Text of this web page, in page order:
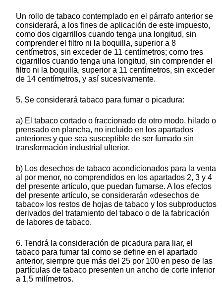
Un rollo de tabaco contemplado en el párrafo anterior se
considerará, a los fines de aplicación de este impuesto,
como dos cigarrillos cuando tenga una longitud, sin
comprender el filtro ni la boquilla, superior a 8
centímetros, sin exceder de 11 centímetros; como tres
cigarrillos cuando tenga una longitud, sin comprender el
filtro ni la boquilla, superior a 11 centímetros, sin exceder
de 14 centímetros, y así sucesivamente.
5. Se considerará tabaco para fumar o picadura:
a) El tabaco cortado o fraccionado de otro modo, hilado o
prensado en plancha, no incluido en los apartados
anteriores y que sea susceptible de ser fumado sin
transformación industrial ulterior.
b) Los desechos de tabaco acondicionados para la venta
al por menor, no comprendidos en los apartados 2, 3 y 4
del presente artículo, que puedan fumarse. A los efectos
del presente artículo, se considerarán «desechos de
tabaco» los restos de hojas de tabaco y los subproductos
derivados del tratamiento del tabaco o de la fabricación
de labores de tabaco.
6. Tendrá la consideración de picadura para liar, el
tabaco para fumar tal como se define en el apartado
anterior, siempre que más del 25 por 100 en peso de las
partículas de tabaco presenten un ancho de corte inferior
a 1,5 milímetros.